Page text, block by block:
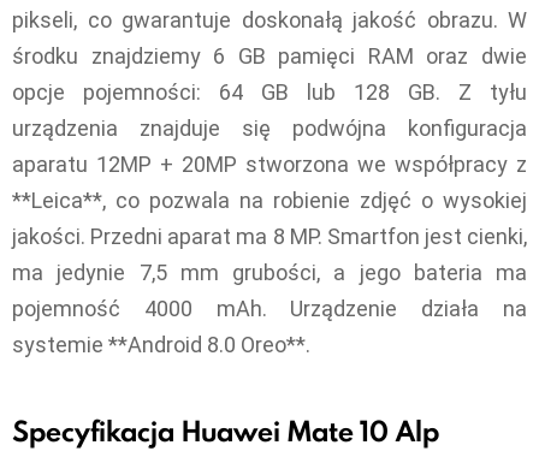
pikseli, co gwarantuje doskonałą jakość obrazu. W
środku znajdziemy 6 GB pamięci RAM oraz dwie
opcje pojemności: 64 GB lub 128 GB. Z tyłu
urządzenia znajduje się podwójna konfiguracja
aparatu 12MP + 20MP stworzona we współpracy z
**Leica**, co pozwala na robienie zdjęć o wysokiej
jakości. Przedni aparat ma 8 MP. Smartfon jest cienki,
ma jedynie 7,5 mm grubości, a jego bateria ma
pojemność 4000 mAh. Urządzenie działa na
systemie **Android 8.0 Oreo**.
Specyfikacja Huawei Mate 10 Alp